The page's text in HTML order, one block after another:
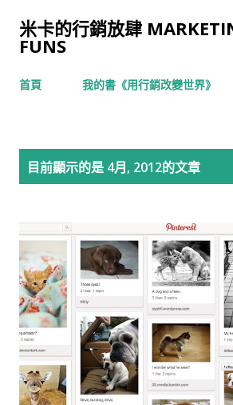
米卡的行銷放肆
FUNS
首頁 我的書《用行銷改變世界》
目前顯示的是 4月, 2012的文章